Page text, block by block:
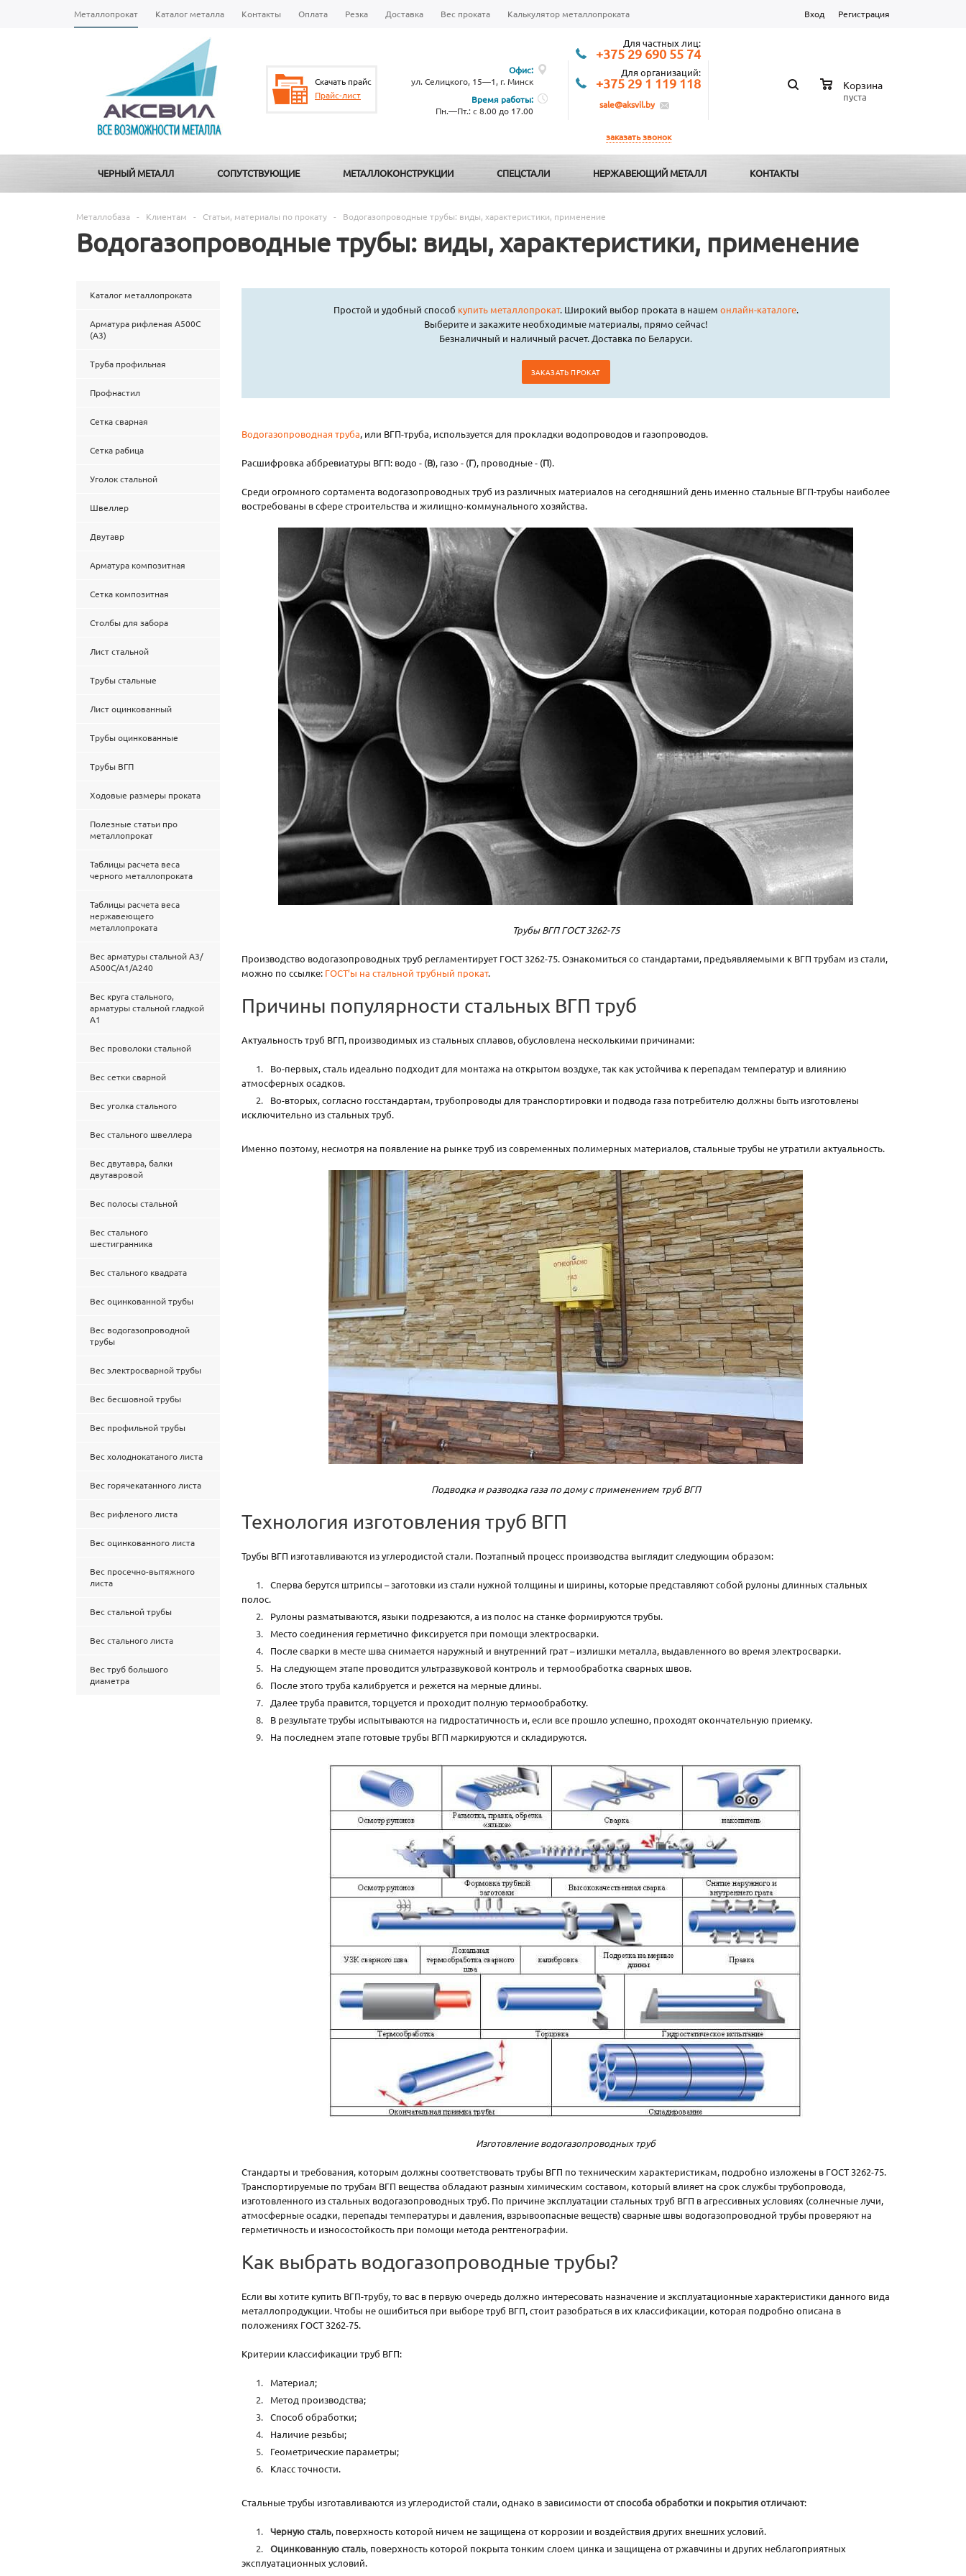
Металлопрокат Каталог металла Контакты Оплата Резка Доставка Вес проката Калькулятор металлопроката Вход Регистрация
Скачать прайс
Прайс-лист
Офис:
ул. Селицкого, 15—1, г. Минск
Время работы:
Пн.—Пт.: с 8.00 до 17.00
Для частных лиц:
+375 29 690 55 74
Для организаций:
+375 29 1 119 118
sale@aksvil.by
заказать звонок
Корзина
пуста
ЧЕРНЫЙ МЕТАЛЛ СОПУТСТВУЮЩИЕ МЕТАЛЛОКОНСТРУКЦИИ СПЕЦСТАЛИ НЕРЖАВЕЮЩИЙ МЕТАЛЛ КОНТАКТЫ
Металлобаза - Клиентам - Статьи, материалы по прокату - Водогазопроводные трубы: виды, характеристики, применение
Водогазопроводные трубы: виды, характеристики, применение
Каталог металлопроката
Арматура рифленая А500С
(А3)
Труба профильная
Профнастил
Сетка сварная
Сетка рабица
Уголок стальной
Швеллер
Двутавр
Арматура композитная
Сетка композитная
Столбы для забора
Лист стальной
Трубы стальные
Лист оцинкованный
Трубы оцинкованные
Трубы ВГП
Ходовые размеры проката
Полезные статьи про
металлопрокат
Таблицы расчета веса
черного металлопроката
Таблицы расчета веса
нержавеющего
металлопроката
Вес арматуры стальной А3/
А500С/А1/А240
Вес круга стального,
арматуры стальной гладкой
А1
Вес проволоки стальной
Вес сетки сварной
Вес уголка стального
Вес стального швеллера
Вес двутавра, балки
двутавровой
Вес полосы стальной
Вес стального
шестигранника
Вес стального квадрата
Вес оцинкованной трубы
Вес водогазопроводной
трубы
Вес электросварной трубы
Вес бесшовной трубы
Вес профильной трубы
Вес холоднокатаного листа
Вес горячекатанного листа
Вес рифленого листа
Вес оцинкованного листа
Вес просечно-вытяжного
листа
Вес стальной трубы
Вес стального листа
Вес труб большого
диаметра
Простой и удобный способ купить металлопрокат. Широкий выбор проката в нашем онлайн-каталоге.
Выберите и закажите необходимые материалы, прямо сейчас!
Безналичный и наличный расчет. Доставка по Беларуси.
ЗАКАЗАТЬ ПРОКАТ
Водогазопроводная труба, или ВГП-труба, используется для прокладки водопроводов и газопроводов.
Расшифровка аббревиатуры ВГП: водо - (В), газо - (Г), проводные - (П).
Среди огромного сортамента водогазопроводных труб из различных материалов на сегодняшний день именно стальные ВГП-трубы наиболее
востребованы в сфере строительства и жилищно-коммунального хозяйства.
Трубы ВГП ГОСТ 3262-75
Производство водогазопроводных труб регламентирует ГОСТ 3262-75. Ознакомиться со стандартами, предъявляемыми к ВГП трубам из стали,
можно по ссылке: ГОСТ’ы на стальной трубный прокат.
Причины популярности стальных ВГП труб
Актуальность труб ВГП, производимых из стальных сплавов, обусловлена несколькими причинами:
Во-первых, сталь идеально подходит для монтажа на открытом воздухе, так как устойчива к перепадам температур и влиянию
атмосферных осадков.
Во-вторых, согласно госстандартам, трубопроводы для транспортировки и подвода газа потребителю должны быть изготовлены
исключительно из стальных труб.
Именно поэтому, несмотря на появление на рынке труб из современных полимерных материалов, стальные трубы не утратили актуальность.
Подводка и разводка газа по дому с применением труб ВГП
Технология изготовления труб ВГП
Трубы ВГП изготавливаются из углеродистой стали. Поэтапный процесс производства выглядит следующим образом:
Сперва берутся штрипсы – заготовки из стали нужной толщины и ширины, которые представляют собой рулоны длинных стальных
полос.
Рулоны разматываются, языки подрезаются, а из полос на станке формируются трубы.
Место соединения герметично фиксируется при помощи электросварки.
После сварки в месте шва снимается наружный и внутренний грат – излишки металла, выдавленного во время электросварки.
На следующем этапе проводится ультразвуковой контроль и термообработка сварных швов.
После этого труба калибруется и режется на мерные длины.
Далее труба правится, торцуется и проходит полную термообработку.
В результате трубы испытываются на гидростатичность и, если все прошло успешно, проходят окончательную приемку.
На последнем этапе готовые трубы ВГП маркируются и складируются.
Изготовление водогазопроводных труб
Стандарты и требования, которым должны соответствовать трубы ВГП по техническим характеристикам, подробно изложены в ГОСТ 3262-75.
Транспортируемые по трубам ВГП вещества обладают разным химическим составом, который влияет на срок службы трубопровода,
изготовленного из стальных водогазопроводных труб. По причине эксплуатации стальных труб ВГП в агрессивных условиях (солнечные лучи,
атмосферные осадки, перепады температуры и давления, взрывоопасные веществ) сварные швы водогазопроводной трубы проверяют на
герметичность и износостойкость при помощи метода рентгенографии.
Как выбрать водогазопроводные трубы?
Если вы хотите купить ВГП-трубу, то вас в первую очередь должно интересовать назначение и эксплуатационные характеристики данного вида
металлопродукции. Чтобы не ошибиться при выборе труб ВГП, стоит разобраться в их классификации, которая подробно описана в
положениях ГОСТ 3262-75.
Критерии классификации труб ВГП:
Материал;
Метод производства;
Способ обработки;
Наличие резьбы;
Геометрические параметры;
Класс точности.
Стальные трубы изготавливаются из углеродистой стали, однако в зависимости от способа обработки и покрытия отличают:
Черную сталь, поверхность которой ничем не защищена от коррозии и воздействия других внешних условий.
Оцинкованную сталь, поверхность которой покрыта тонким слоем цинка и защищена от ржавчины и других неблагоприятных
эксплуатационных условий.